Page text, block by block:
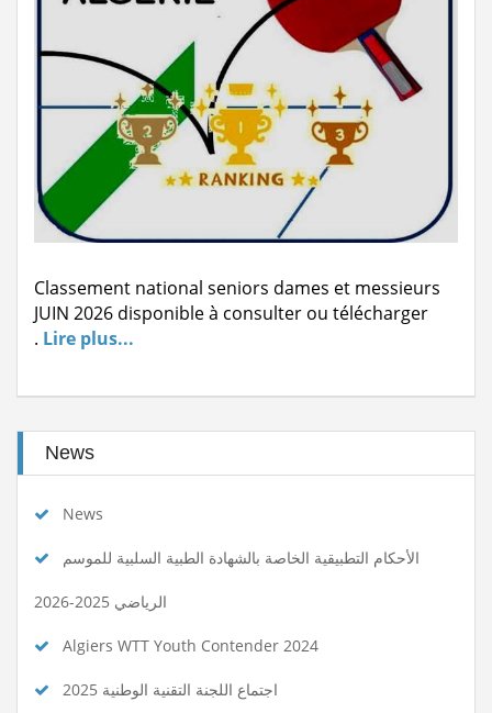
suite
Stage de formation à la faculté des...Lire la suite
Lire la suite
dispositions pratiques 2025-2026...Lire la suite
Classement national seniors dames et messieurs
JUIN 2026 disponible à consulter ou télécharger
. Lire plus...
News
News
الأحكام التطبيقية الخاصة بالشهادة الطبية السلبية للموسم
الرياضي 2025-2026
Algiers WTT Youth Contender 2024
اجتماع اللجنة التقنية الوطنية 2025